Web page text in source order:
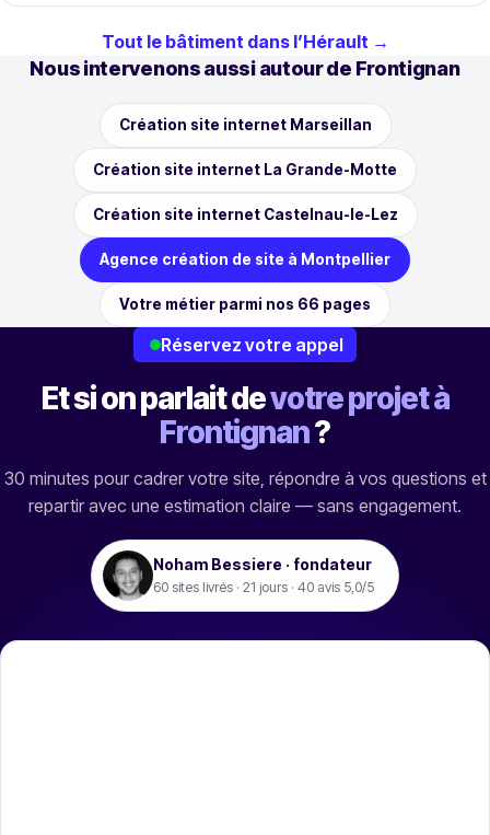
Tout le bâtiment dans l’Hérault →
Nous intervenons aussi autour de Frontignan
Création site internet Marseillan
Création site internet La Grande-Motte
Création site internet Castelnau-le-Lez
Agence création de site à Montpellier
Votre métier parmi nos 66 pages
Réservez votre appel
Et si on parlait devotre projet à
Frontignan?
30 minutes pour cadrer votre site, répondre à vos questions et
repartir avec une estimation claire — sans engagement.
Noham Bessiere · fondateur
60 sites livrés · 21 jours · 40 avis 5,0/5